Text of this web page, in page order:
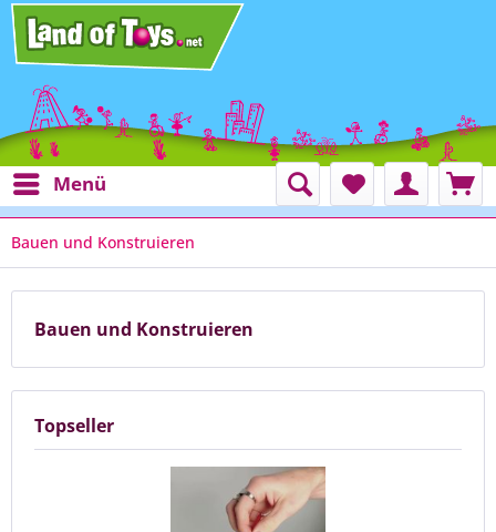
Menü
Bauen und Konstruieren
Bauen und Konstruieren
Topseller